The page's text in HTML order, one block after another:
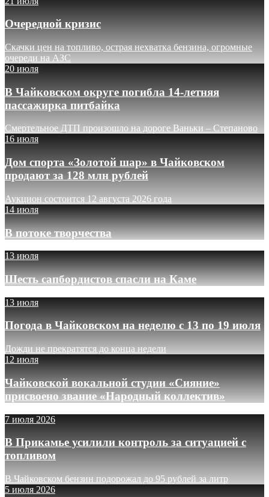
Очередной кризис
Скачки цен на топливо, острая нехватка бензина, огромные
очереди на АЗС
20 июля
В Чайковском округе погибла 14-летняя
пассажирка питбайка
Смертельное ДТП произошло на дороге Ваньки – Степаново
16 июля
Дом спорта «Золотой шар» в Чайковском
продают за 128 млн рублей
Аукцион состоится 12 августа 2026 года
14 июля
В потоке творчества
13 июля
Шесть сапбордистов спасли на Каме
13 июля
Погода в Чайковском на неделю с 13 по 19 июля
Дожди не прекратятся до конца недели
12 июля
Чайковской вокальной студии «Сияние»
присвоено звание «Народный коллектив»
7 июля 2026
В Прикамье усилили контроль за ситуацией с
топливом
В Чайковском бензин подорожал до 95 рублей за литр
5 июля 2026